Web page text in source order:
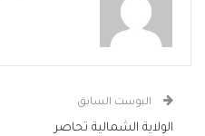
البوست السابق
الولاية الشمالية تحاصر